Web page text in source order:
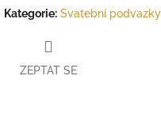
Kategorie: Svatební podvazky
ZEPTAT SE